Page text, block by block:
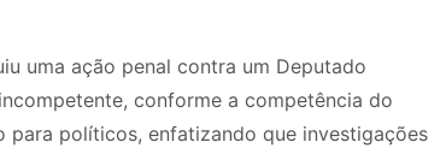
uma ação penal contra um Deputado
conforme a competência do
para políticos, enfatizando que investigações